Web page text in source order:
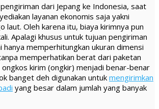
dari Jepang ke Indonesia, saat
layanan ekonomis saja yakni
laut. Oleh karena itu, biaya kirimnya pun
Apalagi khusus untuk tujuan pengiriman
hanya memperhitungkan ukuran dimensi
memperhatikan berat dari paketan
kirim (ongkir) menjadi benar-benar
banget deh digunakan untuk mengirimkan
yang besar dalam jumlah yang banyak